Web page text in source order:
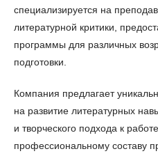
специализируется на
литературной критики,
программы для различных
подготовки.
Компания предлагает
на развитие литературных
и творческого подхода к
профессиональному составу